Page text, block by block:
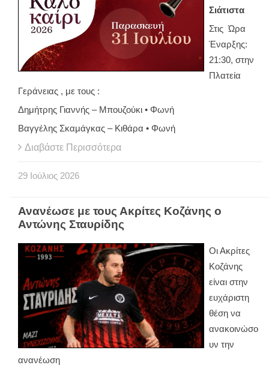
Σιάτιστα
Στις Ώρα
Έναρξης:
21:30, στην
Πλατεία
Γεράνειας , με τους :
Δημήτρης Γιαννής – Μπουζούκι • Φωνή
Βαγγέλης Σκαμάγκας – Κιθάρα • Φωνή
Διαβάστε Περισσότερα
29 Ιούλιος 2026
Ανανέωσε με τους Ακρίτες Κοζάνης ο
Αντώνης Σταυρίδης
Οι Ακρίτες
Κοζάνης
είναι στην
ευχάριστη
θέση να
ανακοινώσο
υν την
ανανέωση